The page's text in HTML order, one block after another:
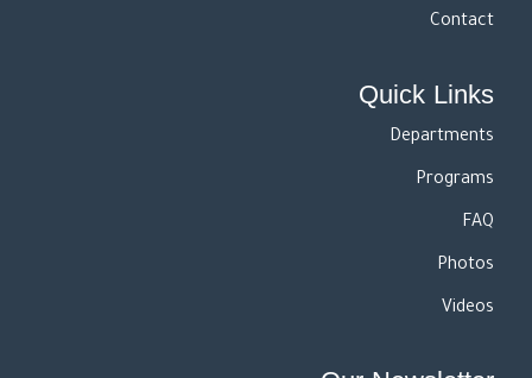
Contact
Quick Links
Departments
Programs
FAQ
Photos
Videos